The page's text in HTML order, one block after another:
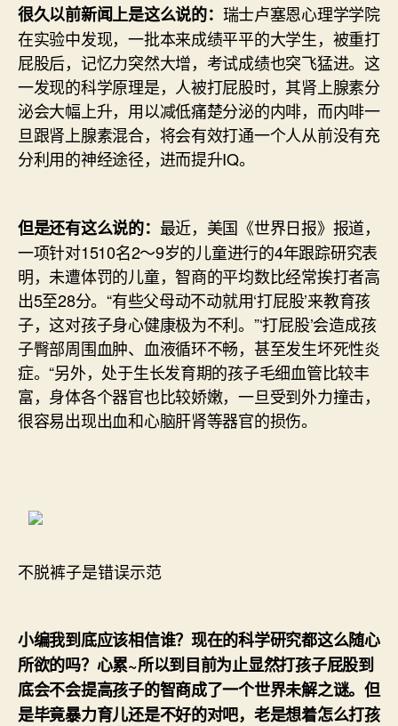
很久以前新闻上是这么说的： 瑞士卢塞恩心理学学院
在实验中发现，一批本来成绩平平的大学生，被重打
屁股后，记忆力突然大增，考试成绩也突飞猛进。这
一发现的科学原理是，人被打屁股时，其肾上腺素分
泌会大幅上升，用以减低痛楚分泌的内啡，而内啡一
旦跟肾上腺素混合，将会有效打通一个人从前没有充
分利用的神经途径，进而提升IQ。
但是还有这么说的： 最近，美国《世界日报》报道，
一项针对1510名2～9岁的儿童进行的4年跟踪研究表
明，未遭体罚的儿童，智商的平均数比经常挨打者高
出5至28分。“有些父母动不动就用‘打屁股’来教育孩
子，这对孩子身心健康极为不利。”‘打屁股’会造成孩
子臀部周围血肿、血液循环不畅，甚至发生坏死性炎
症。“另外，处于生长发育期的孩子毛细血管比较丰
富，身体各个器官也比较娇嫩，一旦受到外力撞击，
很容易出现出血和心脑肝肾等器官的损伤。
不脱裤子是错误示范
小编我到底应该相信谁？现在的科学研究都这么随心
所欲的吗？心累~所以到目前为止显然打孩子屁股到
底会不会提高孩子的智商成了一个世界未解之谜。但
是毕竟暴力育儿还是不好的对吧，老是想着怎么打孩